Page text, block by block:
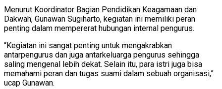
Menurut Koordinator Bagian Pendidikan Keagamaan dan
Dakwah, Gunawan Sugiharto, kegiatan ini memiliki peran
penting dalam mempererat hubungan internal pengurus.
“Kegiatan ini sangat penting untuk mengakrabkan
antarpengurus dan juga antarkeluarga pengurus sehingga
saling mengenal lebih dekat. Selain itu, para istri juga bisa
memahami peran dan tugas suami dalam sebuah organisasi,”
ucap Gunawan.